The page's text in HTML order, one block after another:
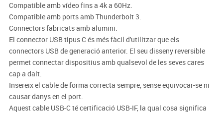
Compatible amb vídeo fins a 4k a 60Hz.
Compatible amb ports amb Thunderbolt 3.
Connectors fabricats amb alumini.
El connector USB tipus C és més fàcil d'utilitzar que els
connectors USB de generació anterior. El seu disseny reversible
permet connectar dispositius amb qualsevol de les seves cares
cap a dalt.
Insereix el cable de forma correcta sempre, sense equivocar-se ni
causar danys en el port.
Aquest cable USB-C té certificació USB-IF, la qual cosa significa